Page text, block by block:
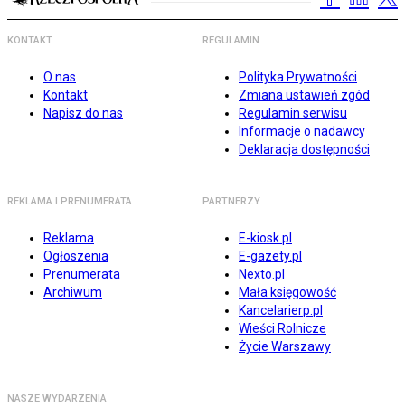
KONTAKT
O nas
Kontakt
Napisz do nas
REGULAMIN
Polityka Prywatności
Zmiana ustawień zgód
Regulamin serwisu
Informacje o nadawcy
Deklaracja dostępności
REKLAMA I PRENUMERATA
Reklama
Ogłoszenia
Prenumerata
Archiwum
PARTNERZY
E-kiosk.pl
E-gazety.pl
Nexto.pl
Mała księgowość
Kancelarierp.pl
Wieści Rolnicze
Życie Warszawy
NASZE WYDARZENIA